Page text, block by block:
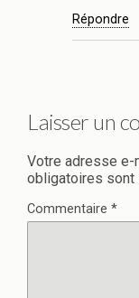
Répondre
Laisser un
Votre adresse e-
obligatoires sont
Commentaire *